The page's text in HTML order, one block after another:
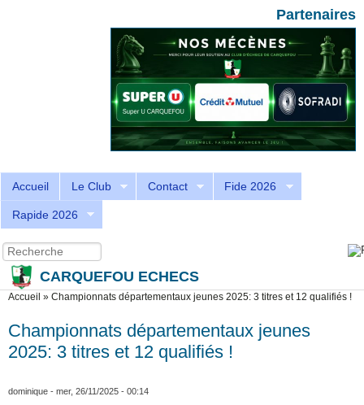
Partenaires
Accueil Le Club Contact Fide 2026
Rapide 2026
Formulaire de recherche
Recherche
CARQUEFOU ECHECS
Vous êtes ici
Accueil » Championnats départementaux jeunes 2025: 3 titres et 12 qualifiés !
Championnats départementaux jeunes
2025: 3 titres et 12 qualifiés !
dominique - mer, 26/11/2025 - 00:14